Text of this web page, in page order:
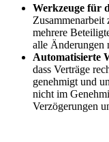
Werkzeuge für
Zusammenarbeit
mehrere
alle Änderungen
Automatisierte
dass Verträge
genehmigt und
nicht im
Verzögerungen